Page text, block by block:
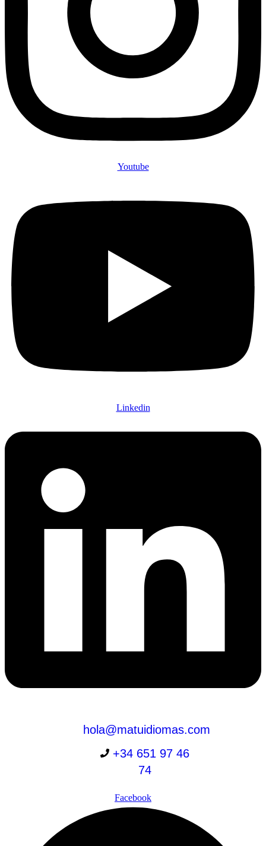
Youtube
Linkedin
hola@matuidiomas.com
+34 651 97 46
74
Facebook